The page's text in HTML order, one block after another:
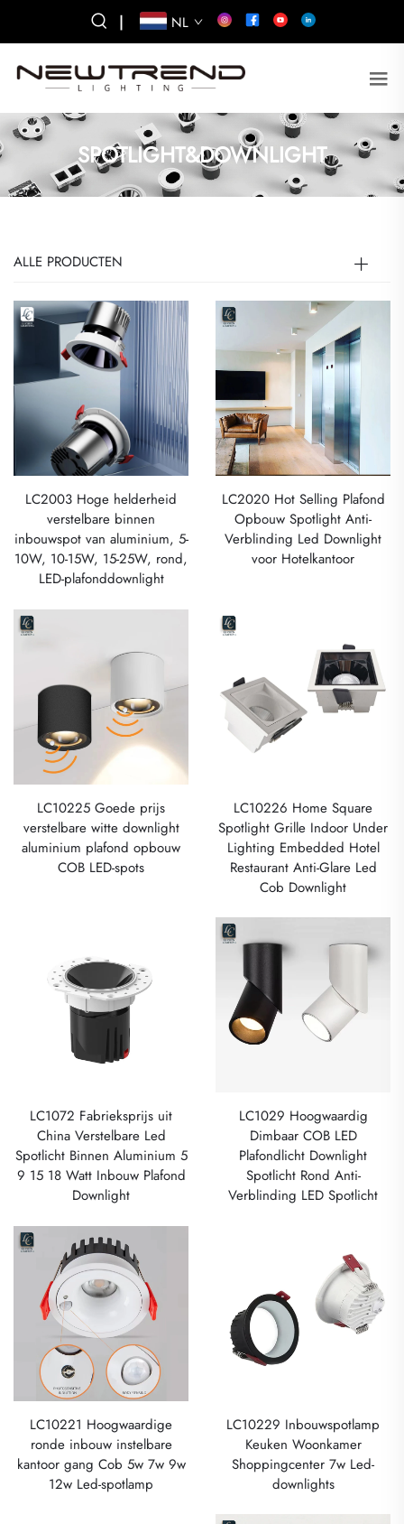
| NL
SPOTLIGHT&DOWNLIGHT
ALLE PRODUCTEN
LC2003 Hoge helderheid
verstelbare binnen
inbouwspot van aluminium, 5-
10W, 10-15W, 15-25W, rond,
LED-plafonddownlight
LC2020 Hot Selling Plafond
Opbouw Spotlight Anti-
Verblinding Led Downlight
voor Hotelkantoor
LC10225 Goede prijs
verstelbare witte downlight
aluminium plafond opbouw
COB LED-spots
LC10226 Home Square
Spotlight Grille Indoor Under
Lighting Embedded Hotel
Restaurant Anti-Glare Led
Cob Downlight
LC1072 Fabrieksprijs uit
China Verstelbare Led
Spotlicht Binnen Aluminium 5
9 15 18 Watt Inbouw Plafond
Downlight
LC1029 Hoogwaardig
Dimbaar COB LED
Plafondlicht Downlight
Spotlicht Rond Anti-
Verblinding LED Spotlicht
LC10221 Hoogwaardige
ronde inbouw instelbare
kantoor gang Cob 5w 7w 9w
12w Led-spotlamp
LC10229 Inbouwspotlamp
Keuken Woonkamer
Shoppingcenter 7w Led-
downlights